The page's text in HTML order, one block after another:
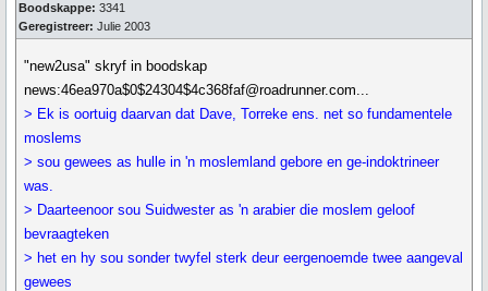
Boodskappe: 3341
Geregistreer: Julie 2003
"new2usa" skryf in boodskap
news:46ea970a$0$24304$4c368faf@roadrunner.com...
> Ek is oortuig daarvan dat Dave, Torreke ens. net so fundamentele
moslems
> sou gewees as hulle in 'n moslemland gebore en ge-indoktrineer
was.
> Daarteenoor sou Suidwester as 'n arabier die moslem geloof
bevraagteken
> het en hy sou sonder twyfel sterk deur eergenoemde twee aangeval
gewees